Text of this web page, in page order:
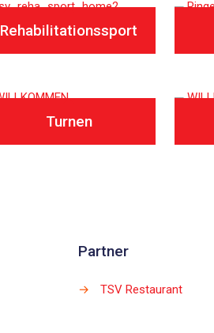
Rehabilitationssport
Turnen
Partner
→ TSV Restaurant